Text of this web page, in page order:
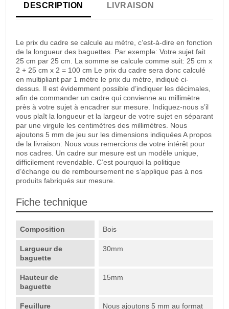
DESCRIPTION LIVRAISON
Le prix du cadre se calcule au mètre, c’est-à-dire en fonction
de la longueur des baguettes. Par exemple: Votre sujet fait
25 cm par 25 cm. La somme se calcule comme suit: 25 cm x
2 + 25 cm x 2 = 100 cm Le prix du cadre sera donc calculé
en multipliant par 1 mètre le prix du mètre, indiqué ci-
dessus. Il est évidemment possible d’indiquer les décimales,
afin de commander un cadre qui convienne au millimètre
près à votre sujet à encadrer sur mesure. Indiquez-nous s’il
vous plaît la longueur et la largeur de votre sujet en séparant
par une virgule les centimètres des millimètres. Nous
ajoutons 5 mm de jeu sur les dimensions indiquées A propos
de la livraison: Nous vous remercions de votre intérêt pour
nos cadres. Un cadre sur mesure est un modèle unique,
difficilement revendable. C’est pourquoi la politique
d’échange ou de remboursement ne s’applique pas à nos
produits fabriqués sur mesure.
Fiche technique
Composition Bois
Largueur de
baguette
30mm
Hauteur de
baguette
15mm
Feuillure
Nous ajoutons 5 mm au format